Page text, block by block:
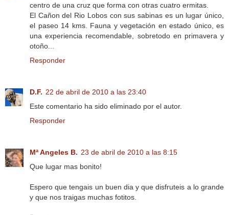
centro de una cruz que forma con otras cuatro ermitas.
El Cañon del Rio Lobos con sus sabinas es un lugar único,
el paseo 14 kms. Fauna y vegetación en estado único, es
una experiencia recomendable, sobretodo en primavera y
otoño...
Responder
D.F. 22 de abril de 2010 a las 23:40
Este comentario ha sido eliminado por el autor.
Responder
Mª Angeles B. 23 de abril de 2010 a las 8:15
Que lugar mas bonito!
Espero que tengais un buen dia y que disfruteis a lo grande
y que nos traigas muchas fotitos.